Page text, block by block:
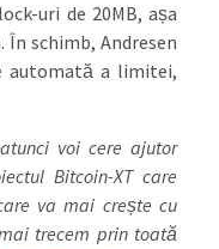
uri de 20MB, așa
schimb, Andresen
automată a limitei,
voi cere ajutor
Bitcoin-XT care
va mai crește cu
trecem prin toată